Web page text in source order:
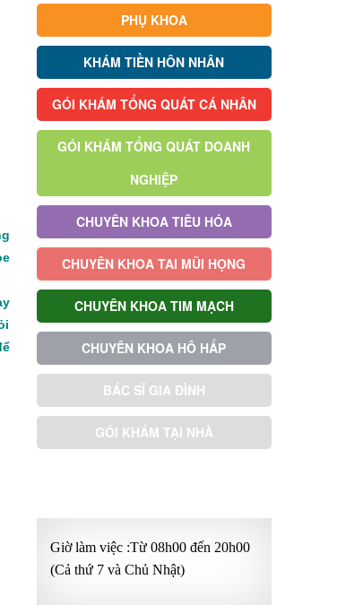
PHỤ KHOA
KHÁM TIỀN HÔN NHÂN
GÓI KHÁM TỔNG QUÁT CÁ NHÂN
GÓI KHÁM TỔNG QUÁT DOANH
NGHIỆP
CHUYÊN KHOA TIÊU HÓA
CHUYÊN KHOA TAI MŨI HỌNG
CHUYÊN KHOA TIM MẠCH
CHUYÊN KHOA HÔ HẤP
BÁC SĨ GIA ĐÌNH
GÓI KHÁM TẠI NHÀ
Giờ làm việc :Từ 08h00 đến 20h00
(Cả thứ 7 và Chủ Nhật)